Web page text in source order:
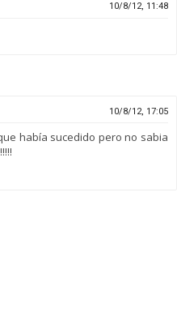
10/8/12, 11:48
10/8/12, 17:05
había sucedido pero no sabia